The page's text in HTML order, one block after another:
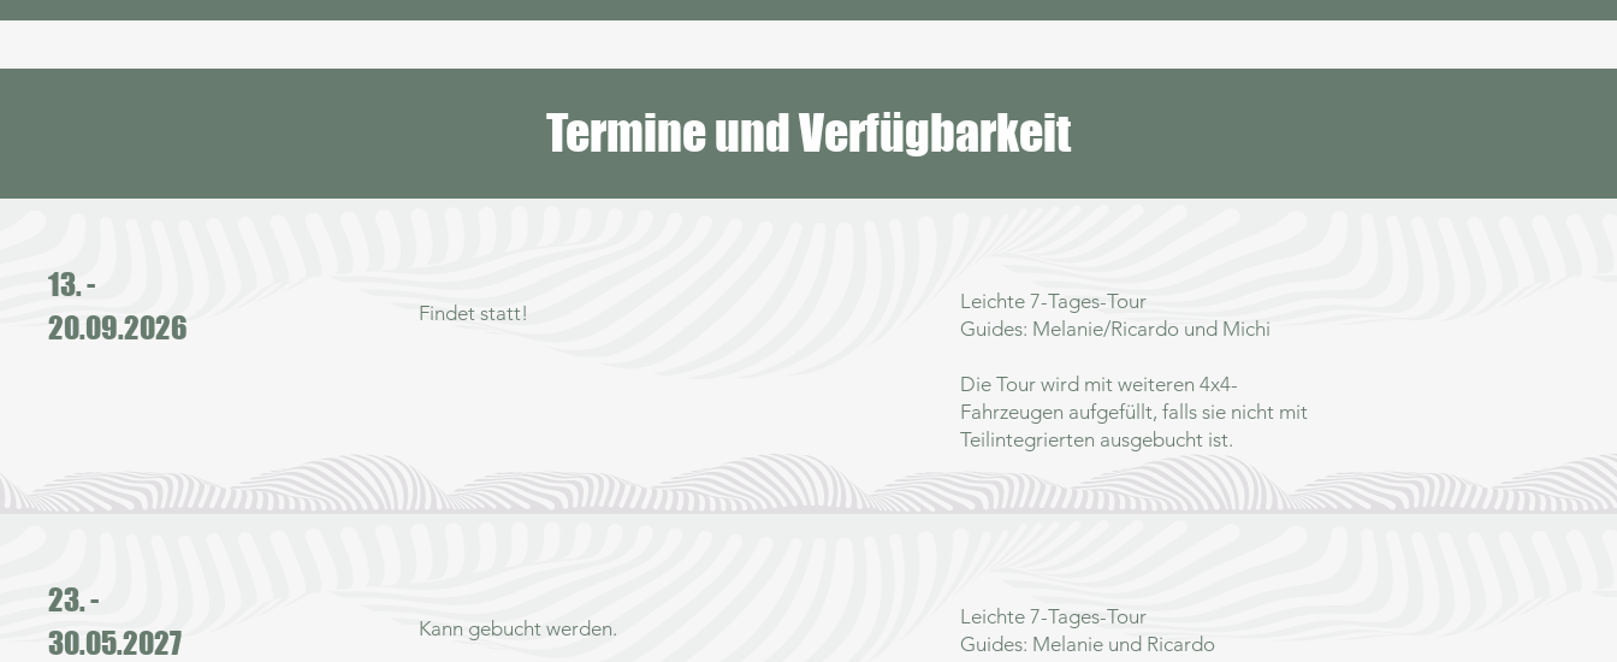
Termine und Verfügbarkeit
13. -
20.09.2026​​
Findet statt!
Leichte 7-Tages-Tour
Guides: Melanie/Ricardo und Michi
Die Tour wird mit weiteren 4x4-
Fahrzeugen aufgefüllt, falls sie nicht mit
Teilintegrierten ausgebucht ist.
23. -
30.05.2027​​
Kann gebucht werden.
Leichte 7-Tages-Tour
Guides: Melanie und Ricardo